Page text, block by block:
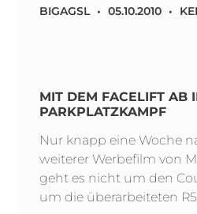
BIGAGSL 05.10.2010
MIT DEM FACELIFT AB
PARKPLATZKAMPF
Nur knapp eine Woche
weiterer Werbefilm von
geht es nicht um den
um die überarbeiteten